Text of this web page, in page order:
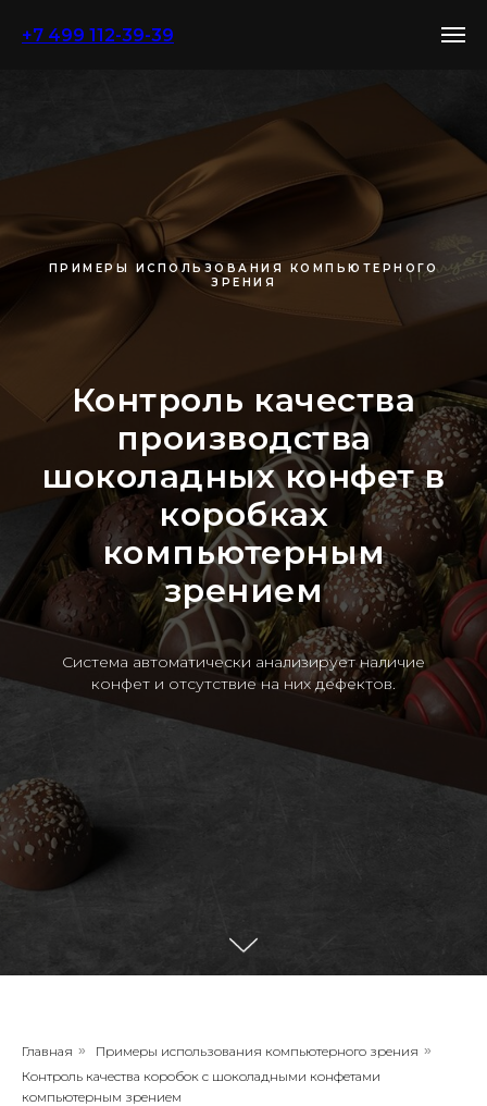
+7 499 112-39-39
ПРИМЕРЫ ИСПОЛЬЗОВАНИЯ КОМПЬЮТЕРНОГО
ЗРЕНИЯ
Контроль качества
производства
шоколадных конфет в
коробках
компьютерным
зрением
Система автоматически анализирует наличие
конфет и отсутствие на них дефектов.
Главная » Примеры использования компьютерного зрения »
Контроль качества коробок с шоколадными конфетами
компьютерным зрением